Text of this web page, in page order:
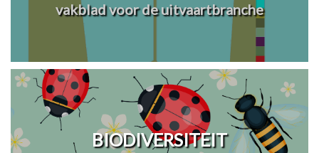
vakblad voor de uitvaartbranche
BIODIVERSITEIT